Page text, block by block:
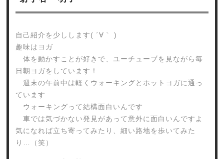
自己紹介を少しします( ´∀｀ )
趣味はヨガ
体を動かすことが好きで、ユーチューブを見ながら毎
日朝ヨガをしています！
週末の午前中は軽くウォーキングとホットヨガに通っ
ています
ウォーキングって結構面白いんです
車では気づかない発見があって意外に面白いんですよ
気になれば立ち寄ってみたり、細い路地を歩いてみた
り…（笑）